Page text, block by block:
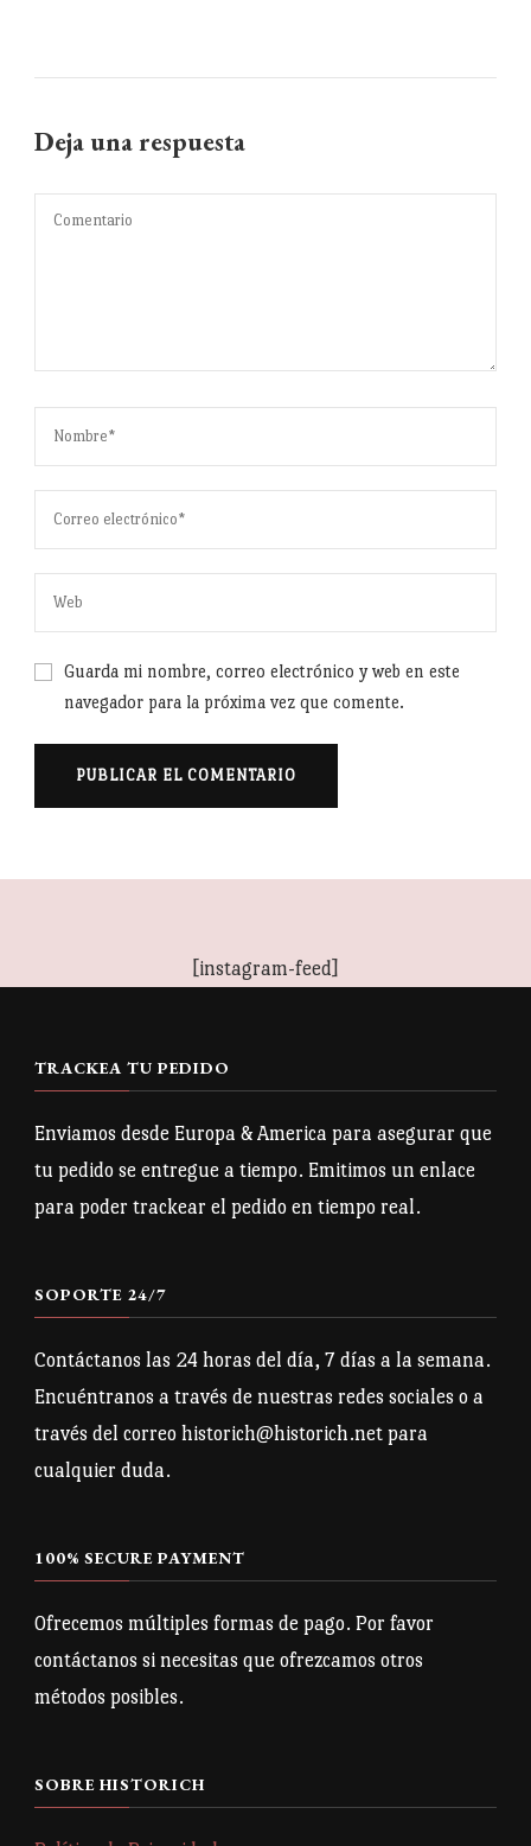
Deja una respuesta
Guarda mi nombre, correo electrónico y web en este
navegador para la próxima vez que comente.
[instagram-feed]
TRACKEA TU PEDIDO
Enviamos desde Europa & America para asegurar que
tu pedido se entregue a tiempo. Emitimos un enlace
para poder trackear el pedido en tiempo real.
SOPORTE 24/7
Contáctanos las 24 horas del día, 7 días a la semana.
Encuéntranos a través de nuestras redes sociales o a
través del correo historich@historich.net para
cualquier duda.
100% SECURE PAYMENT
Ofrecemos múltiples formas de pago. Por favor
contáctanos si necesitas que ofrezcamos otros
métodos posibles.
SOBRE HISTORICH